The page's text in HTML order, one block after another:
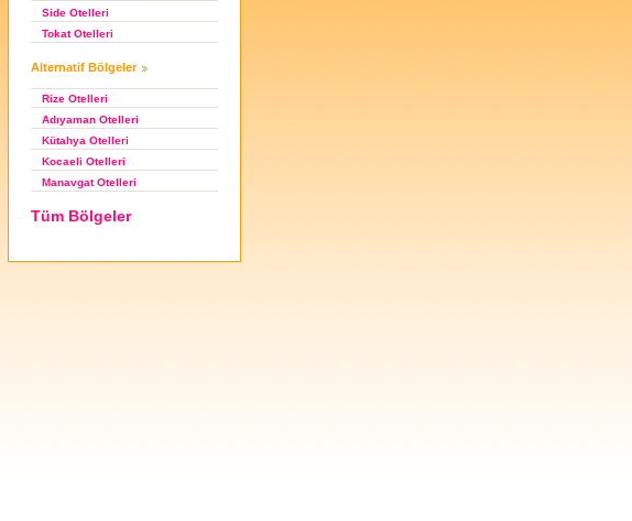
Side Otelleri
Tokat Otelleri
Alternatif Bölgeler
Rize Otelleri
Adıyaman Otelleri
Kütahya Otelleri
Kocaeli Otelleri
Manavgat Otelleri
Tüm Bölgeler